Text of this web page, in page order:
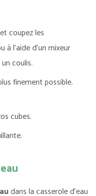
et coupez les
l’aide d’un mixeur
coulis.
finement possible.
cubes.
dans la casserole d’eau